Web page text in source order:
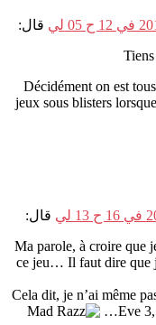
قال:
Décidément on est
jeux sous blisters
قال:
Ma parole, à croire que
ce jeu… Il faut dire que
Cela dit, je n’ai même
Eve 3,
…